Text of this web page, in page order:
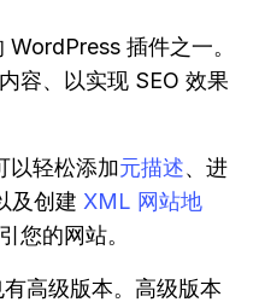
插件之一。
容、以实现 SEO 效果
以轻松添加元描述、进
及创建 XML 网站地
您的网站。
高级版本。高级版本